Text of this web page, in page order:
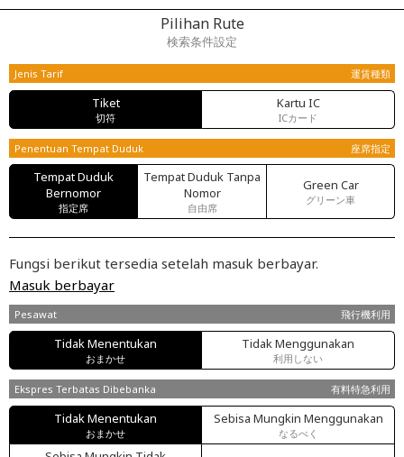
Pilihan Rute
検索条件設定
Jenis Tarif 運賃種類
Tiket
切符
Kartu IC
ICカード
Penentuan Tempat Duduk 座席指定
Tempat Duduk
Bernomor
指定席
Tempat Duduk Tanpa
Nomor
自由席
Green Car
グリーン車
Fungsi berikut tersedia setelah masuk berbayar.
Masuk berbayar
Pesawat 飛行機利用
Tidak Menentukan
おまかせ
Tidak Menggunakan
利用しない
Ekspres Terbatas Dibebanka 有料特急利用
Tidak Menentukan
おまかせ
Sebisa Mungkin Menggunakan
なるべく